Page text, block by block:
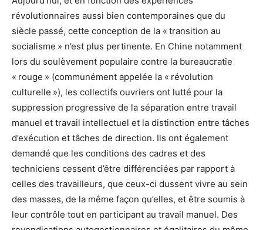
révolutionnaires aussi bien contemporaines que du
siècle passé, cette conception de la « transition au
socialisme » n’est plus pertinente. En Chine notamment
lors du soulèvement populaire contre la bureaucratie
« rouge » (communément appelée la « révolution
culturelle »), les collectifs ouvriers ont lutté pour la
suppression progressive de la séparation entre travail
manuel et travail intellectuel et la distinction entre tâches
d’exécution et tâches de direction. Ils ont également
demandé que les conditions des cadres et des
techniciens cessent d’être différenciées par rapport à
celles des travailleurs, que ceux-ci dussent vivre au sein
des masses, de la même façon qu’elles, et être soumis à
leur contrôle tout en participant au travail manuel. Des